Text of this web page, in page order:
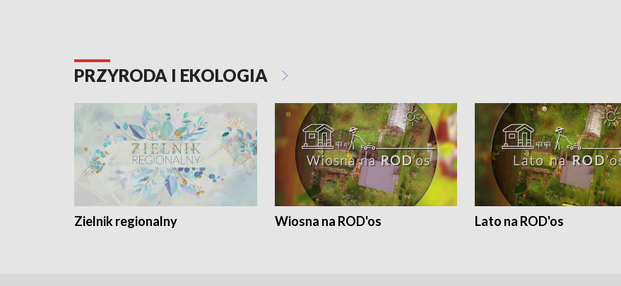
PRZYRODA I EKOLOGIA
Zielnik regionalny Wiosna na ROD'os Lato na ROD'os